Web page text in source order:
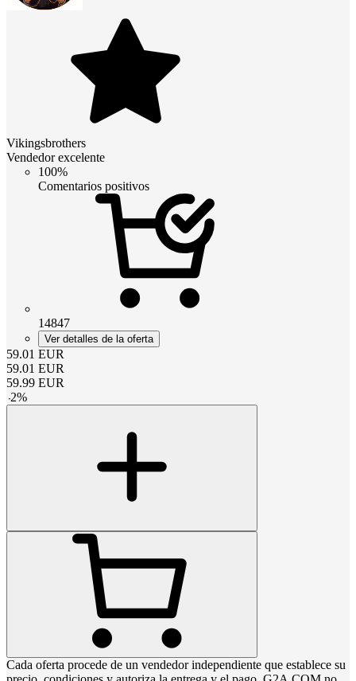
Vikingsbrothers
Vendedor excelente
100%
Comentarios positivos
14847
Ver detalles de la oferta
59.01 EUR
59.01 EUR
59.99 EUR
-2%
Cada oferta procede de un vendedor independiente que establece su